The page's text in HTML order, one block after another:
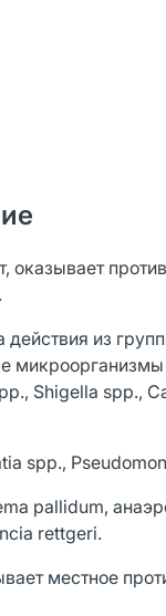
из
Shigella spp.,
spp.,
pallidum,
rettgeri.
местное